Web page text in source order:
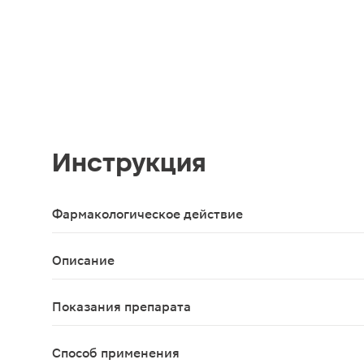
Инструкция
Фармакологическое действие
Индол-3-карбинол является универсальным
Описание
Показания препарата
Индинол рекомендуется использовать: для
Способ применения